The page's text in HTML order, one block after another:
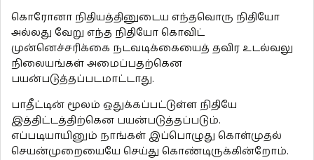
கொரோனா நிதியத்தினுடைய எந்தவொரு நிதியோ
அல்லது வேறு எந்த நிதியோ கொவிட்
முன்னெச்சரிக்கை நடவடிக்கையைத் தவிர உடல்வலு
நிலையங்கள் அமைப்பதற்கென
பயன்படுத்தப்படமாட்டாது.
பாதீட்டின் மூலம் ஒதுக்கப்பட்டுள்ள நிதியே
இத்திட்டத்திற்கென பயன்படுத்தப்படும்.
எப்படியாயினும் நாங்கள் இப்பொழுது கொள்முதல்
செயன்முறையையே செய்து கொண்டிருக்கின்றோம்.